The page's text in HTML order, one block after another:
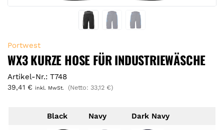
Portwest
WX3 KURZE HOSE FÜR INDUSTRIEWÄSCHE
Artikel-Nr.: T748
39,41 € inkl. MwSt. (Netto: 33,12 €)
Black Navy Dark Navy